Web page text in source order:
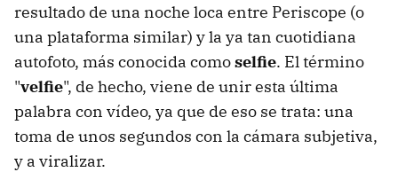
resultado de una noche loca entre Periscope (o
una plataforma similar) y la ya tan cuotidiana
autofoto, más conocida comoselfie. El término
"velfie", de hecho, viene de unir esta última
palabra con vídeo, ya que de eso se trata: una
toma de unos segundos con la cámara subjetiva,
y a viralizar.